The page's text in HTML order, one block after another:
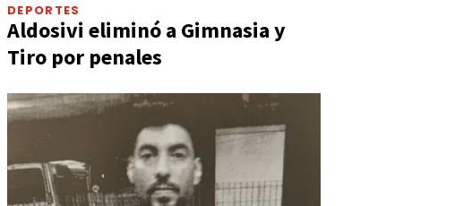
DEPORTES
Aldosivi eliminó a Gimnasia y
Tiro por penales